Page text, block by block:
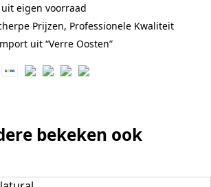
eigen voorraad
Prijzen, Professionele Kwaliteit
uit “Verre Oosten”
bekeken ook